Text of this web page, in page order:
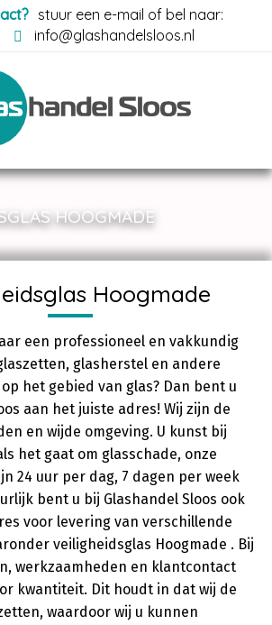
stuur een e-mail of bel naar:
info@glashandelsloos.nl
HOOGMADE
Hoogmade
een professioneel en vakkundig
glasherstel en andere
het gebied van glas? Dan bent u
aan het juiste adres! Wij zijn de
en wijde omgeving. U kunst bij
het gaat om glasschade, onze
24 uur per dag, 7 dagen per week
bent u bij Glashandel Sloos ook
voor levering van verschillende
veiligheidsglas Hoogmade . Bij
werkzaamheden en klantcontact
kwantiteit. Dit houdt in dat wij de
waardoor wij u kunnen